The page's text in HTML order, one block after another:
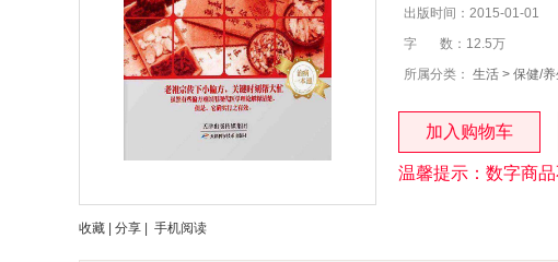
收藏 | 分享 | 手机阅读
出版时间：2015-01-01
字 数：12.5万
所属分类： 生活 > 保健/养
加入购物车
温馨提示：数字商